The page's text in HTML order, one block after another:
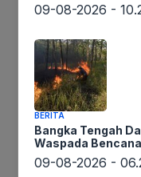
Luthfi
ke
Kantor
Sinode
Gereja
AMIN
Tujuh
Kapolres
Sinode
09-08-2026 -
BERITA
Bangka Tengah
Waspada Bencana
09-08-2026 -